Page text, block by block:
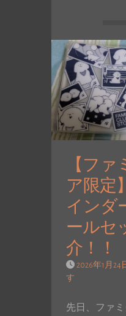
【ファ
ア限定
インダ
ールセ
介！！
2026年1月24
す
先日、ファ